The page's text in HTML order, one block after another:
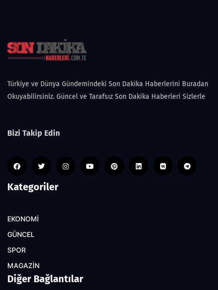
Türkiye ve Dünya Gündemindeki Son Dakika Haberlerini Buradan
Okuyabilirsiniz. Güncel ve Tarafsız Son Dakika Haberleri Sizlerle
Bizi Takip Edin
Kategoriler
EKONOMİ
GÜNCEL
SPOR
MAGAZİN
Diğer Bağlantılar